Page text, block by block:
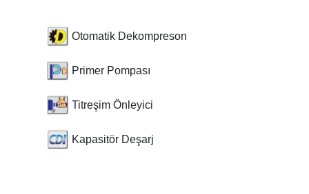
Otomatik Dekompreson
Primer Pompası
Titreşim Önleyici
Kapasitör Deşarj